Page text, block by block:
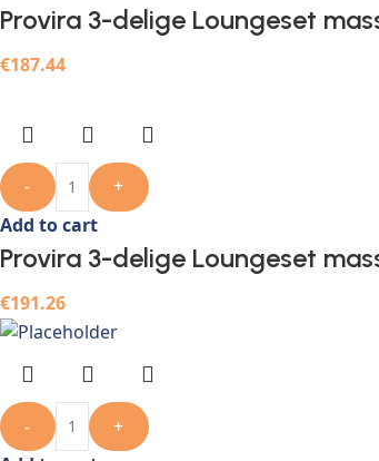
Provira 3-delige Loungeset
€187.44
-
+
Add to cart
Provira 3-delige Loungeset
€191.26
-
+